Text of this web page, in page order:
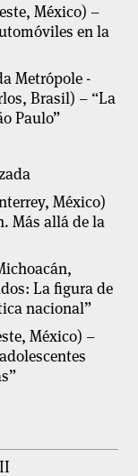
México) –
en la
Metrópole -
Brasil) – “La
Paulo”
México)
Más allá de la
La figura de
nacional”
México) –